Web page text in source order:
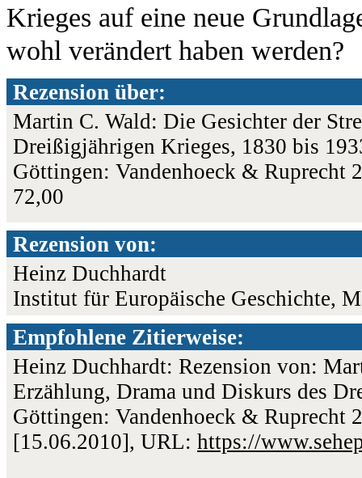
Krieges auf eine neue
wohl verändert haben werden?
Rezension über:
Martin C. Wald: Die Gesichter der
Dreißigjährigen Krieges, 1830 bis
Göttingen: Vandenhoeck & Ruprecht
72,00
Rezension von:
Heinz Duchhardt
Institut für Europäische Geschichte,
Empfohlene Zitierweise:
Heinz Duchhardt: Rezension von:
Erzählung, Drama und Diskurs des
Göttingen: Vandenhoeck & Ruprecht
[15.06.2010], URL: https://